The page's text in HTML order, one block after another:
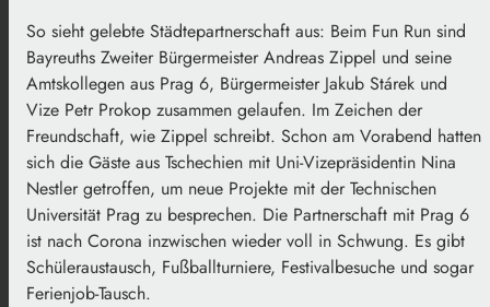
So sieht gelebte Städtepartnerschaft aus: Beim Fun Run sind
Bayreuths Zweiter Bürgermeister Andreas Zippel und seine
Amtskollegen aus Prag 6, Bürgermeister Jakub Stárek und
Vize Petr Prokop zusammen gelaufen. Im Zeichen der
Freundschaft, wie Zippel schreibt. Schon am Vorabend hatten
sich die Gäste aus Tschechien mit Uni-Vizepräsidentin Nina
Nestler getroffen, um neue Projekte mit der Technischen
Universität Prag zu besprechen. Die Partnerschaft mit Prag 6
ist nach Corona inzwischen wieder voll in Schwung. Es gibt
Schüleraustausch, Fußballturniere, Festivalbesuche und sogar
Ferienjob-Tausch.